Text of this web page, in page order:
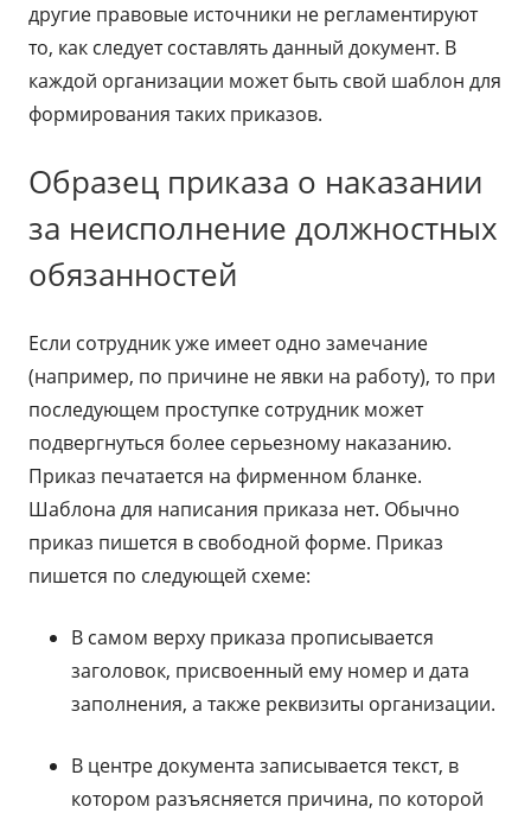
другие правовые источники не регламентируют
то, как следует составлять данный документ. В
каждой организации может быть свой шаблон для
формирования таких приказов.
Образец приказа о наказании
за неисполнение должностных
обязанностей
Если сотрудник уже имеет одно замечание
(например, по причине не явки на работу), то при
последующем проступке сотрудник может
подвергнуться более серьезному наказанию.
Приказ печатается на фирменном бланке.
Шаблона для написания приказа нет. Обычно
приказ пишется в свободной форме. Приказ
пишется по следующей схеме:
В самом верху приказа прописывается
заголовок, присвоенный ему номер и дата
заполнения, а также реквизиты организации.
В центре документа записывается текст, в
котором разъясняется причина, по которой